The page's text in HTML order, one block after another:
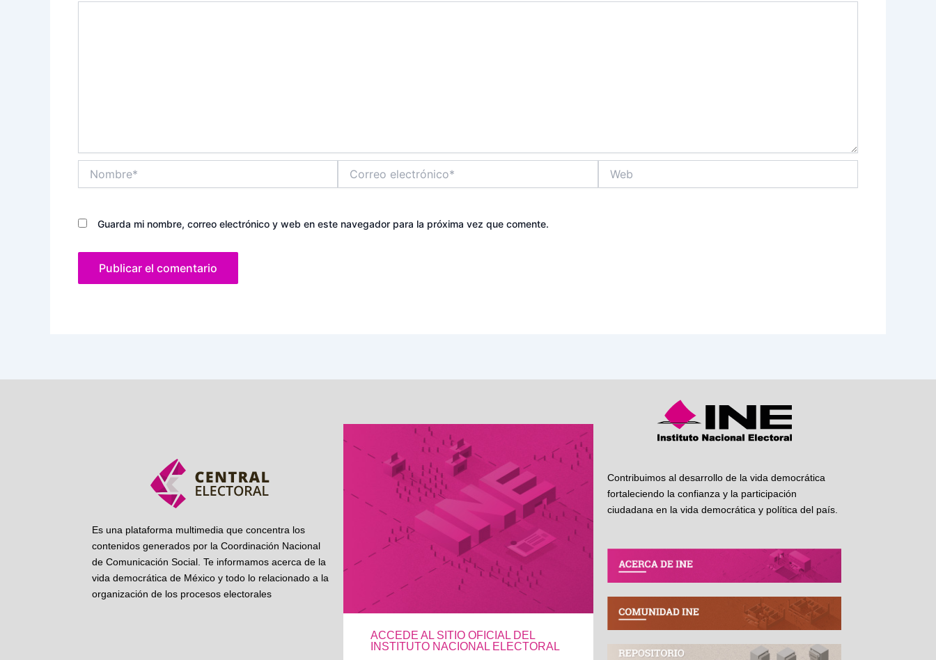
electrónico*
Guarda mi nombre, correo electrónico y web en este navegador para la próxima vez que comente.
Es una plataforma multimedia que concentra los
contenidos generados por la Coordinación Nacional
de Comunicación Social. Te informamos acerca de la
vida democrática de México y todo lo relacionado a la
organización de los procesos electorales
ACCEDE AL SITIO OFICIAL DEL
INSTITUTO NACIONAL ELECTORAL
Contribuimos al desarrollo de la vida democrática
fortaleciendo la confianza y la participación
ciudadana en la vida democrática y política del país.